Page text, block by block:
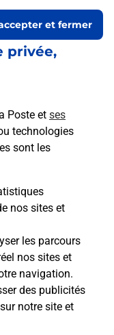
privée,
Poste et ses
technologies
sont les
nos sites et
les parcours
nos sites et
navigation.
des publicités
notre site et
et fermer
lundià 09h00